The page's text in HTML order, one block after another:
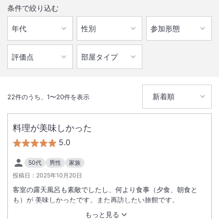
条件で絞り込む
22件のうち、 1〜20件を表示
料理が美味しかった
5.0
50代 男性
家族
投稿日： 2025年10月20日
もっと見る
客室の露天風呂も素敵でしたし、何より食事（夕食、朝食と
も）が 美味しかったです。また再訪したい旅館です。